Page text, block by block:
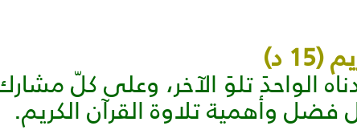
د)
الواحدَ تلوَ الآخر، وعلى كلّ
وأهمية تلاوة القرآن الكريم.